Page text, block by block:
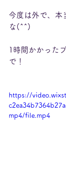
今度は外で、本
な(^^)
1時間かかった
で！
https://
mp4/file.mp4